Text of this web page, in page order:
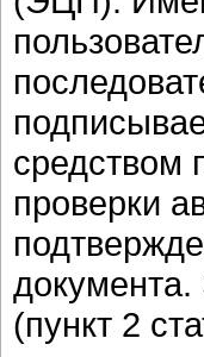
средством
проверки
(пункт 2